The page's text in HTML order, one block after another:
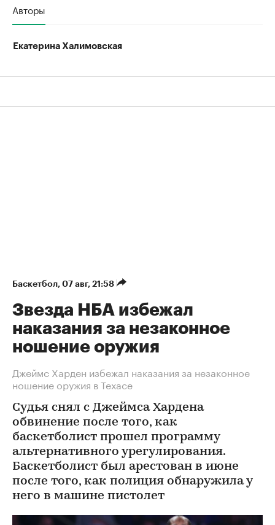
Авторы
Екатерина Халимовская
Баскетбол 07 авг, 21:58
Звезда НБА избежал
наказания за незаконное
ношение оружия
Джеймс Харден избежал наказания за незаконное
ношение оружия в Техасе
Судья снял с Джеймса Хардена
обвинение после того, как
баскетболист прошел программу
альтернативного урегулирования.
Баскетболист был арестован в июне
после того, как полиция обнаружила у
него в машине пистолет